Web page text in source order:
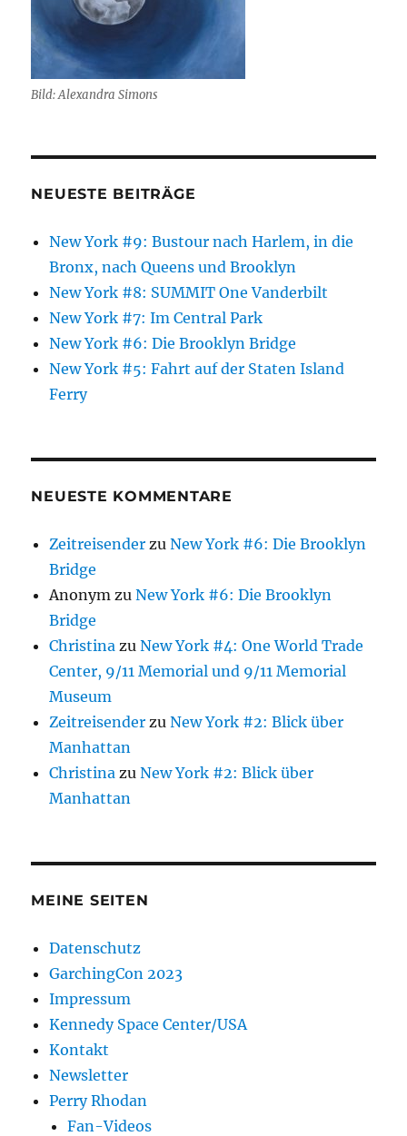
Bild: Alexandra Simons
NEUESTE BEITRÄGE
New York #9: Bustour nach Harlem, in die
Bronx, nach Queens und Brooklyn
New York #8: SUMMIT One Vanderbilt
New York #7: Im Central Park
New York #6: Die Brooklyn Bridge
New York #5: Fahrt auf der Staten Island
Ferry
NEUESTE KOMMENTARE
Zeitreisender zuNew York #6: Die Brooklyn
Bridge
Anonym zuNew York #6: Die Brooklyn
Bridge
Christina zuNew York #4: One World Trade
Center, 9/11 Memorial und 9/11 Memorial
Museum
Zeitreisender zuNew York #2: Blick über
Manhattan
Christina zuNew York #2: Blick über
Manhattan
MEINE SEITEN
Datenschutz
GarchingCon 2023
Impressum
Kennedy Space Center/USA
Kontakt
Newsletter
Perry Rhodan
Fan-Videos